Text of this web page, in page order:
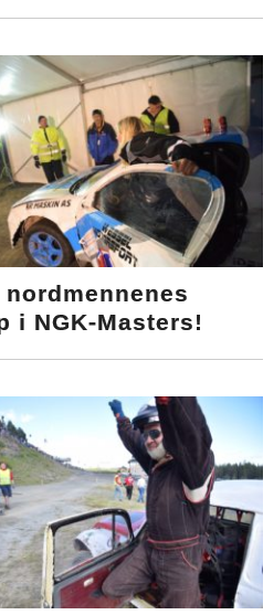
nordmennenes
i NGK-Masters!